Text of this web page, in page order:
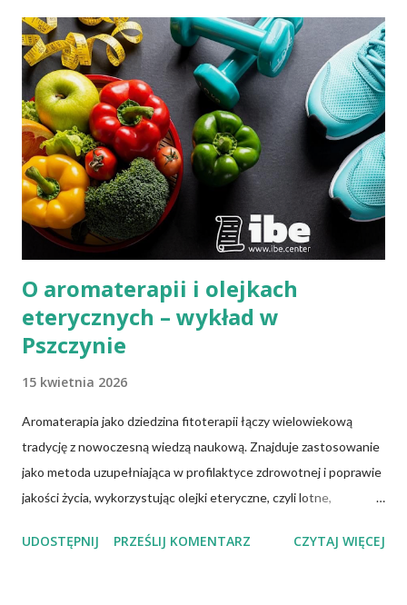
O aromaterapii i olejkach
eterycznych – wykład w
Pszczynie
15 kwietnia 2026
Aromaterapia jako dziedzina fitoterapii łączy wielowiekową
tradycję z nowoczesną wiedzą naukową. Znajduje zastosowanie
jako metoda uzupełniająca w profilaktyce zdrowotnej i poprawie
jakości życia, wykorzystując olejki eteryczne, czyli lotne,
części roślin. Olejki te wykazują określone właściwości
UDOSTĘPNIJ PRZEŚLIJ KOMENTARZ CZYTAJ WIĘCEJ